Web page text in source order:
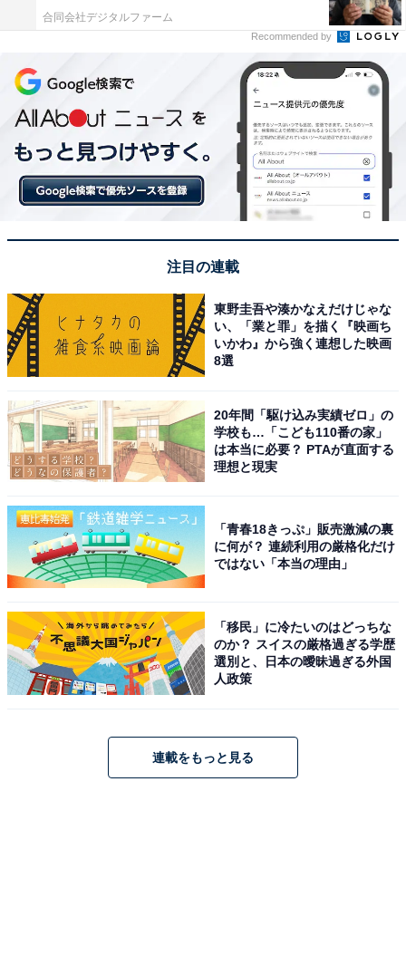
【関連リンク】
・プレスリリース
1
合同会社デジタルファーム
Recommended by
注目の連載
東野圭吾や湊かなえだけじゃな
い、「業と罪」を描く『映画ち
いかわ』から強く連想した映画
8選
20年間「駆け込み実績ゼロ」の
学校も…「こども110番の家」
は本当に必要？ PTAが直面する
理想と現実
「青春18きっぷ」販売激減の裏
に何が？ 連続利用の厳格化だけ
ではない「本当の理由」
「移民」に冷たいのはどっちな
のか？ スイスの厳格過ぎる学歴
選別と、日本の曖昧過ぎる外国
人政策
連載をもっと見る